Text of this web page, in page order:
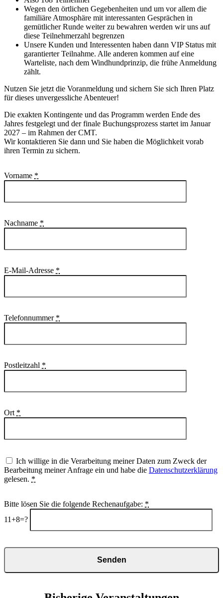
Wegen den örtlichen Gegebenheiten und um vor allem die
familiäre Atmosphäre mit interessanten Gesprächen in
gemütlicher Runde weiter zu bewahren werden wir uns auf
diese Teilnehmerzahl begrenzen
Unsere Kunden und Interessenten haben dann VIP Status mit
garantierter Teilnahme. Alle anderen kommen auf eine
Warteliste, nach dem Windhundprinzip, die frühe Anmeldung
zählt.
Nutzen Sie jetzt die Voranmeldung und sichern Sie sich Ihren Platz
für dieses unvergessliche Abenteuer!
Die exakten Kontingente und das Programm werden Ende des
Jahres festgelegt und der finale Buchungsprozess startet im Januar
2027 – im Rahmen der CMT.
Wir kontaktieren Sie dann und Sie haben die Möglichkeit vorab
ihren Termin zu sichern.
K
o
a
t
o
u
a
Vorname *
Nachname *
E-Mail-Adresse *
Telefonnummer *
Postleitzahl *
Ort *
Ich willige in die Verarbeitung meiner Daten zum Zweck der
Bearbeitung meiner Anfrage ein und habe die Datenschutzerklärung
gelesen. *
Bitte lösen Sie die folgende Rechenaufgabe: *
11+8=?